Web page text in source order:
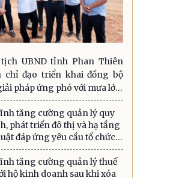
UBND tỉnh Phan Thiên
chỉ đạo triển khai đồng bộ
pháp ứng phó với mưa lớn,
sạt lở đất và gió mạnh trên
tăng cường quản lý quy
phát triển đô thị và hạ tầng
đáp ứng yêu cầu tổ chức
quyền địa phương hai cấp
tăng cường quản lý thuế
hộ kinh doanh sau khi xóa